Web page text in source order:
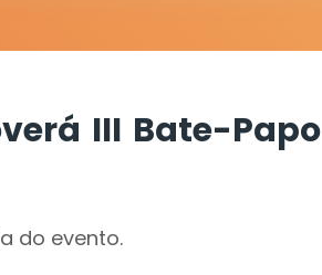
III Bate-Papo
do evento.